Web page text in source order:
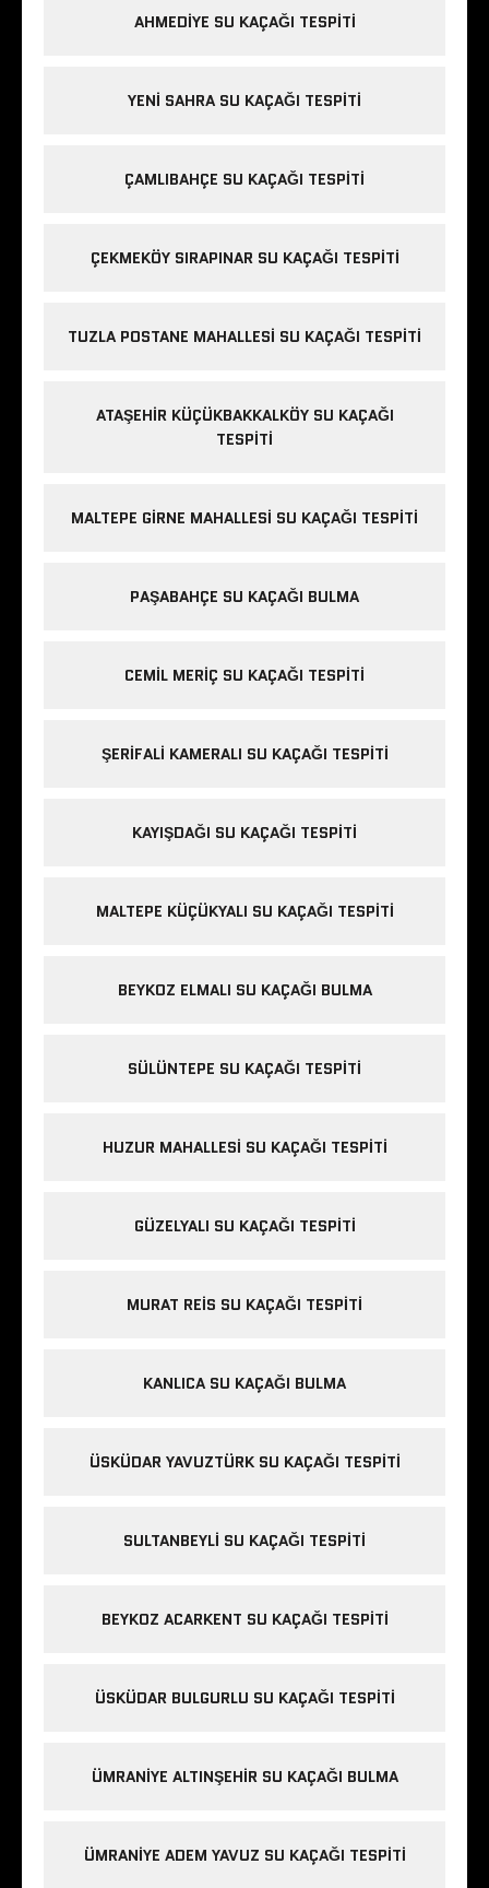
AHMEDIYE SU KAÇAĞI TESPITI
YENI SAHRA SU KAÇAĞI TESPITI
ÇAMLIBAHÇE SU KAÇAĞI TESPITI
ÇEKMEKÖY SIRAPINAR SU KAÇAĞI TESPITI
TUZLA POSTANE MAHALLESI SU KAÇAĞI TESPITI
ATAŞEHIR KÜÇÜKBAKKALKÖY SU KAÇAĞI
TESPITI
MALTEPE GIRNE MAHALLESI SU KAÇAĞI TESPITI
PAŞABAHÇE SU KAÇAĞI BULMA
CEMIL MERIÇ SU KAÇAĞI TESPITI
ŞERIFALI KAMERALI SU KAÇAĞI TESPITI
KAYIŞDAĞI SU KAÇAĞI TESPITI
MALTEPE KÜÇÜKYALI SU KAÇAĞI TESPITI
BEYKOZ ELMALI SU KAÇAĞI BULMA
SÜLÜNTEPE SU KAÇAĞI TESPITI
HUZUR MAHALLESI SU KAÇAĞI TESPITI
GÜZELYALI SU KAÇAĞI TESPITI
MURAT REIS SU KAÇAĞI TESPITI
KANLICA SU KAÇAĞI BULMA
ÜSKÜDAR YAVUZTÜRK SU KAÇAĞI TESPITI
SULTANBEYLI SU KAÇAĞI TESPITI
BEYKOZ ACARKENT SU KAÇAĞI TESPITI
ÜSKÜDAR BULGURLU SU KAÇAĞI TESPITI
ÜMRANIYE ALTINŞEHIR SU KAÇAĞI BULMA
ÜMRANIYE ADEM YAVUZ SU KAÇAĞI TESPITI